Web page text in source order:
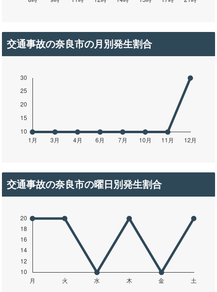
交通事故の奈良市の月別発生割合
交通事故の奈良市の曜日別発生割合